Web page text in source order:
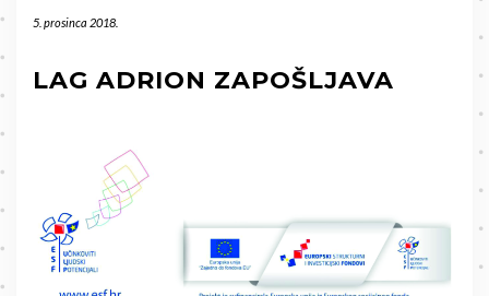
5. prosinca 2018.
LAG ADRION ZAPOŠLJAVA